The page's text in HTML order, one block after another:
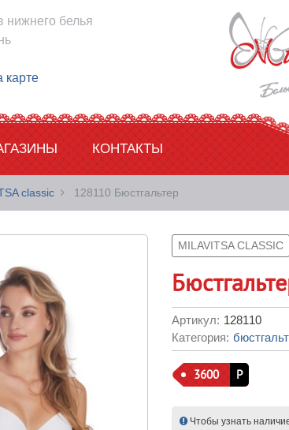
нижнего белья
карте
КОНТАКТЫ
classic 128110 Бюстгальтер
MILAVITSA CLASSIC
Артикул: 128110
Категория:
3600 Р
Чтобы узнать